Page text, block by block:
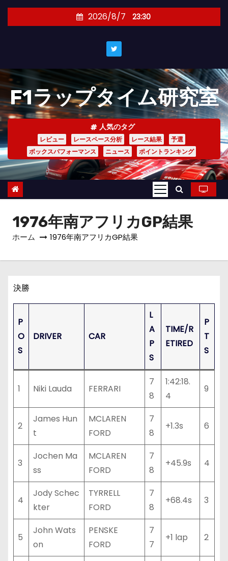
キ
ッ
プ
2026/8/7 23:30
F1ラップタイム研究室
人気のタグ
レビュー レースペース分析 レース結果
予選
ボックスパフォーマンス
ニュース ポイントランキング
1976年南アフリカGP結果
ホーム 1976年南アフリカGP結果
決勝
P
O
S
DRIVER CAR
L
A
P
S
TIME/R
ETIRED
P
T
S
1 Niki Lauda FERRARI
7
8
1:42:18.
4
9
2
James Hun
t
MCLAREN
FORD
7
8
+1.3s 6
3
Jochen Ma
ss
MCLAREN
FORD
7
8
+45.9s 4
4
Jody Schec
kter
TYRRELL
FORD
7
8
+68.4s 3
5
John Wats
on
PENSKE
FORD
7
7
+1 lap 2